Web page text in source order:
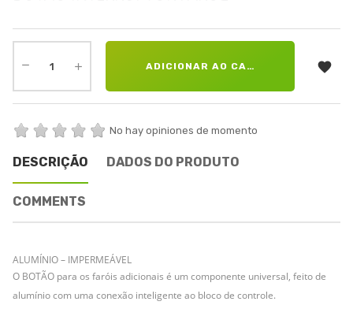
ADICIONAR AO CARRINHO 
No hay opiniones de momento
DESCRIÇÃO DADOS DO PRODUTO
COMMENTS
ALUMÍNIO – IMPERMEÁVEL
O BOTÃO para os faróis adicionais é um componente universal, feito de
alumínio com uma conexão inteligente ao bloco de controle.